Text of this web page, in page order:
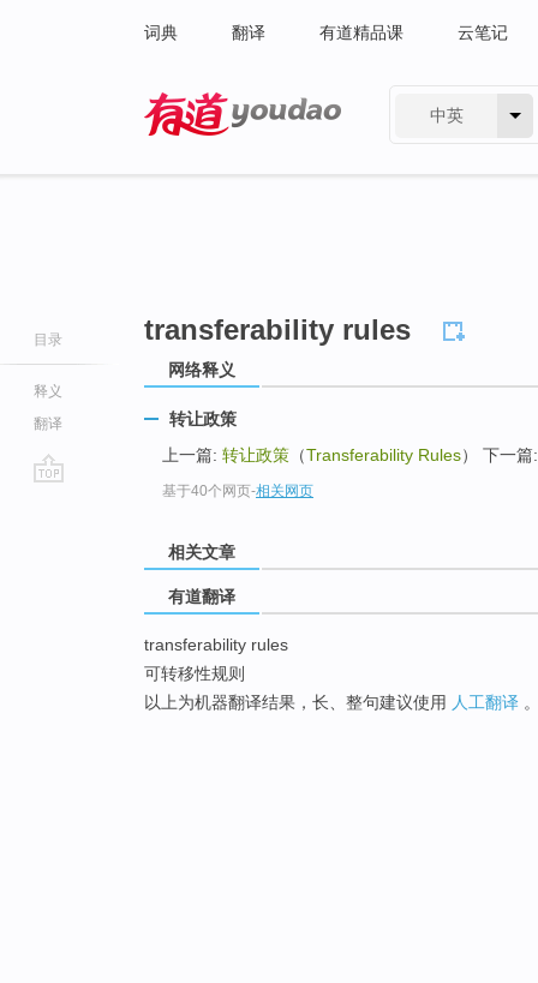
词典 翻译 有道精品课 云笔记
中英
目录
释义
翻译
transferability rules
网络释义
转让政策
上一篇: 转让政策 （Transferability Rules） 下一
基于40个网页-相关网页
相关文章
有道翻译
transferability rules
可转移性规则
以上为机器翻译结果，长、整句建议使用 人工翻译